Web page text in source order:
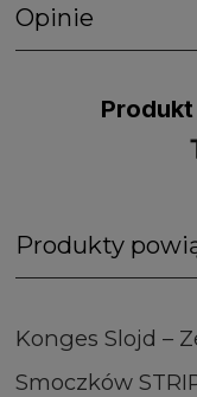
Opinie
Produkty
Konges Slojd –
Smoczków